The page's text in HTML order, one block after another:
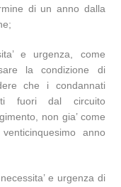
di un anno dalla
e urgenza, come
la condizione di
che i condannati
fuori dal circuito
non gia’ come
anno
e urgenza di